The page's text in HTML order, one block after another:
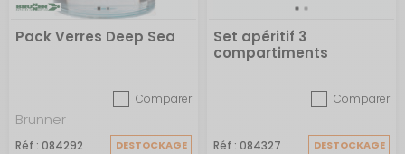
Pack Verres Deep Sea
Comparer
Brunner
Réf : 084292 DESTOCKAGE
Set apéritif 3
compartiments
Comparer
Réf : 084327 DESTOCKAGE